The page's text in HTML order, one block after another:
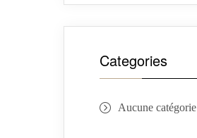
Categories
Aucune catégorie